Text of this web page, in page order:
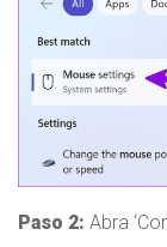
Paso 2: Abra